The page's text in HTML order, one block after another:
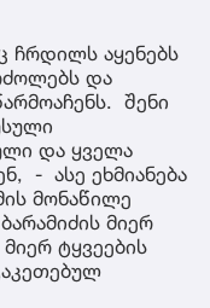
ჩრდილს აყენებს
და
შენი
და ყველა
- ასე ეხმიანება
მონაწილე
მიერ
ტყვეების